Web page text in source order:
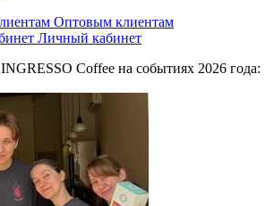
Оптовым клиентам
Личный кабинет
INGRESSO Coffee на событиях 2026 года: